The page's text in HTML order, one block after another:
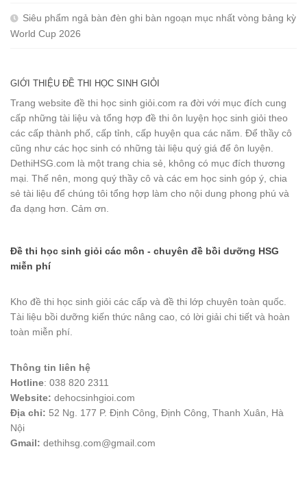
Siêu phẩm ngả bàn đèn ghi bàn ngoạn mục nhất vòng bảng kỳ
World Cup 2026
GIỚI THIỆU ĐỀ THI HỌC SINH GIỎI
Trang website đề thi học sinh giỏi.com ra đời với mục đích cung
cấp những tài liệu và tổng hợp đề thi ôn luyện học sinh giỏi theo
các cấp thành phố, cấp tỉnh, cấp huyện qua các năm. Để thầy cô
cũng như các học sinh có những tài liệu quý giá để ôn luyện.
DethiHSG.com là một trang chia sẻ, không có mục đích thương
mại. Thế nên, mong quý thầy cô và các em học sinh góp ý, chia
sẻ tài liệu để chúng tôi tổng hợp làm cho nội dung phong phú và
đa dạng hơn. Cảm ơn.
Đề thi học sinh giỏi các môn - chuyên đề bồi dưỡng HSG
miễn phí
Kho đề thi học sinh giỏi các cấp và đề thi lớp chuyên toàn quốc.
Tài liệu bồi dưỡng kiến thức nâng cao, có lời giải chi tiết và hoàn
toàn miễn phí.
Thông tin liên hệ
Hotline: 038 820 2311
Website: dehocsinhgioi.com
Địa chỉ: 52 Ng. 177 P. Định Công, Định Công, Thanh Xuân, Hà
Nội
Gmail: dethihsg.com@gmail.com